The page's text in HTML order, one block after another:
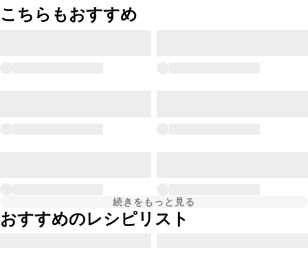
こちらもおすすめ
続きをもっと見る
おすすめのレシピリスト